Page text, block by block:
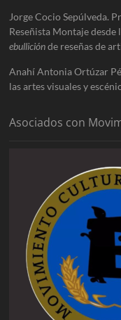
Jorge Cocio Sepúlveda.
Reseñista Montaje desde
ebulliciónde reseñas de
Anahí Antonia Ortúzar
las artes visuales y
Asociados con